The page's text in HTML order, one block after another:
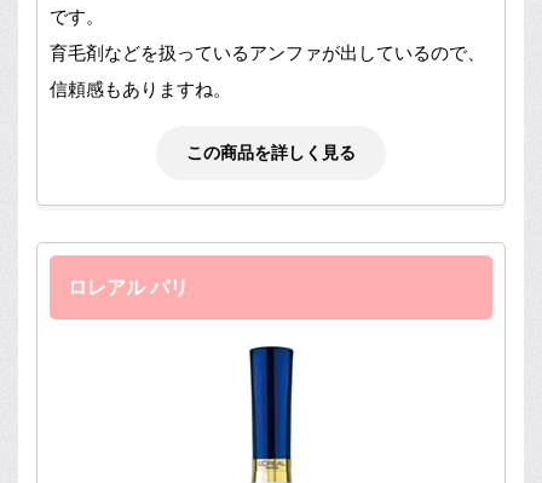
です。
育毛剤などを扱っているアンファが出しているので、
信頼感もありますね。
この商品を詳しく見る
ロレアル パリ